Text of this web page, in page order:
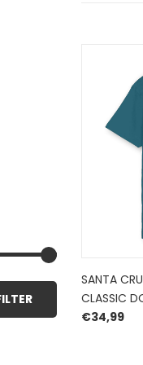
SANTA
CLASSIC
€34,99